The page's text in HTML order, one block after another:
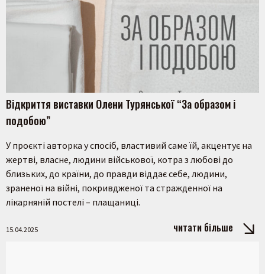
Відкриття виставки Олени Турянської “За образом і
подобою”
У проєкті авторка у спосіб, властивий саме їй, акцентує на
жертві, власне, людини військової, котра з любові до
близьких, до країни, до правди віддає себе, людини,
зраненої на війні, покривдженої та стражденної на
лікарняній постелі – плащаниці.
15.04.2025 читати більше